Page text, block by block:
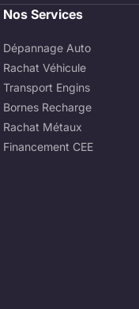
Nos Services
Dépannage Auto
Rachat Véhicule
Transport Engins
Bornes Recharge
Rachat Métaux
Financement CEE